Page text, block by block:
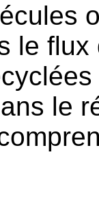
le
le